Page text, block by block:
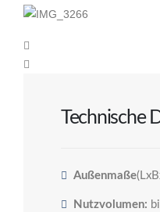
Technische
Außenmaße
Nutzvolumen: